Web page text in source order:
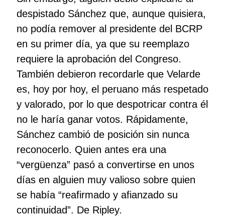
despistado Sánchez que, aunque quisiera,
no podía remover al presidente del BCRP
en su primer día, ya que su reemplazo
requiere la aprobación del Congreso.
También debieron recordarle que Velarde
es, hoy por hoy, el peruano más respetado
y valorado, por lo que despotricar contra él
no le haría ganar votos. Rápidamente,
Sánchez cambió de posición sin nunca
reconocerlo. Quien antes era una
“vergüenza” pasó a convertirse en unos
días en alguien muy valioso sobre quien
se había “reafirmado y afianzado su
continuidad”. De Ripley.